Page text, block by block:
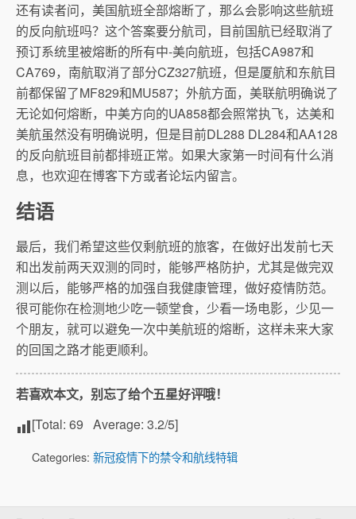
还有读者问，美国航班全部熔断了，那么会影响这些航班
的反向航班吗？这个答案要分航司，目前国航已经取消了
预订系统里被熔断的所有中-美向航班，包括CA987和
CA769，南航取消了部分CZ327航班，但是厦航和东航目
前都保留了MF829和MU587；外航方面，美联航明确说了
无论如何熔断，中美方向的UA858都会照常执飞，达美和
美航虽然没有明确说明，但是目前DL288 DL284和AA128
的反向航班目前都排班正常。如果大家第一时间有什么消
息，也欢迎在博客下方或者论坛内留言。
结语
最后，我们希望这些仅剩航班的旅客，在做好出发前七天
和出发前两天双测的同时，能够严格防护，尤其是做完双
测以后，能够严格的加强自我健康管理，做好疫情防范。
很可能你在检测地少吃一顿堂食，少看一场电影，少见一
个朋友，就可以避免一次中美航班的熔断，这样未来大家
的回国之路才能更顺利。
若喜欢本文，别忘了给个五星好评哦！
[Total: 69 Average: 3.2/5]
Categories: 新冠疫情下的禁令和航线特辑